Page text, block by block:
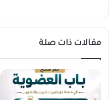
مقالات ذات صلة